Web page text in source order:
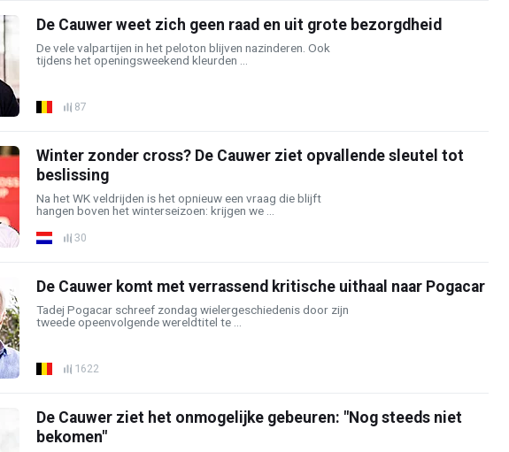
De Cauwer weet zich geen raad en uit grote bezorgdheid
De vele valpartijen in het peloton blijven nazinderen. Ook
tijdens het openingsweekend kleurden ...
87
Winter zonder cross? De Cauwer ziet opvallende sleutel tot
beslissing
Na het WK veldrijden is het opnieuw een vraag die blijft
hangen boven het winterseizoen: krijgen we ...
30
De Cauwer komt met verrassend kritische uithaal naar Pogacar
Tadej Pogacar schreef zondag wielergeschiedenis door zijn
tweede opeenvolgende wereldtitel te ...
1622
De Cauwer ziet het onmogelijke gebeuren: "Nog steeds niet
bekomen"